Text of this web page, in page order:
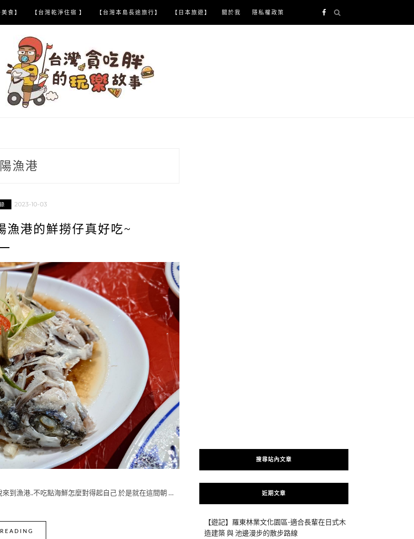
食】 【台灣乾淨住宿 】 【台灣本島長途旅行】 【日本旅遊】 關於我 隱私權政策
漁港
2023-10-03
漁港的鮮撈仔真好吃~
到漁港..不吃點海鮮怎麼對得起自己 於是就在這間朝 …
搜尋站內文章
近期文章
【遊記】羅東林業文化園區-適合長輩在日式木
造建築 與 池邊漫步的散步路線